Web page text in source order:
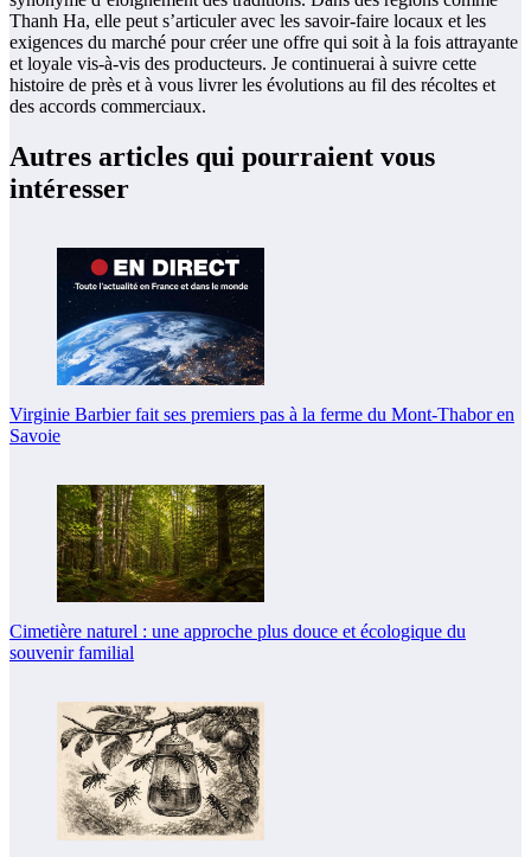
Thanh Ha, elle peut s’articuler avec les savoir-faire locaux et les
exigences du marché pour créer une offre qui soit à la fois attrayante
et loyale vis-à-vis des producteurs. Je continuerai à suivre cette
histoire de près et à vous livrer les évolutions au fil des récoltes et
des accords commerciaux.
Autres articles qui pourraient vous
intéresser
Virginie Barbier fait ses premiers pas à la ferme du Mont-Thabor en
Savoie
Cimetière naturel : une approche plus douce et écologique du
souvenir familial